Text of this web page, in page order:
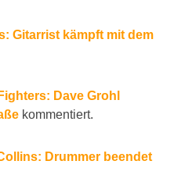
Gitarrist kämpft mit dem
Dave Grohl
kommentiert.
Drummer beendet